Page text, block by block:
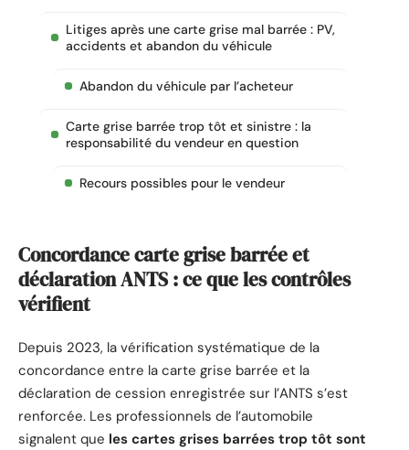
Litiges après une carte grise mal barrée : PV,
accidents et abandon du véhicule
Abandon du véhicule par l’acheteur
Carte grise barrée trop tôt et sinistre : la
responsabilité du vendeur en question
Recours possibles pour le vendeur
Concordance carte grise barrée et
déclaration ANTS : ce que les contrôles
vérifient
Depuis 2023, la vérification systématique de la
concordance entre la carte grise barrée et la
déclaration de cession enregistrée sur l’ANTS s’est
renforcée. Les professionnels de l’automobile
signalent que les cartes grises barrées trop tôt sont